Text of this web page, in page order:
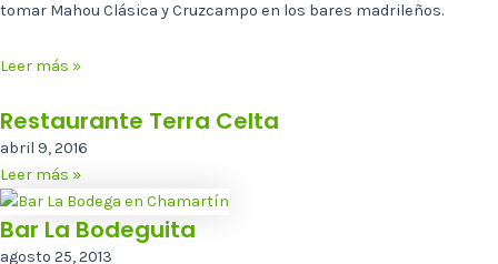
tomar Mahou Clásica y Cruzcampo en los bares madrileños.
Leer más »
Restaurante Terra Celta
abril 9, 2016
Leer más »
Bar La Bodeguita
agosto 25, 2013